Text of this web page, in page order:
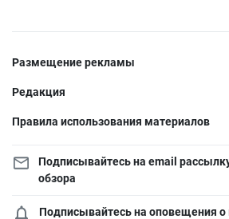
Размещение рекламы
Редакция
Правила использования материалов
Подписывайтесь на email
обзора
Подписывайтесь на оповещения